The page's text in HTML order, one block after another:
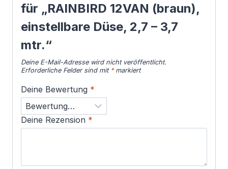
für „RAINBIRD 12VAN (braun),
einstellbare Düse, 2,7 – 3,7
mtr.“
Deine E-Mail-Adresse wird nicht veröffentlicht.
Erforderliche Felder sind mit *markiert
Deine Bewertung *
Deine Rezension *